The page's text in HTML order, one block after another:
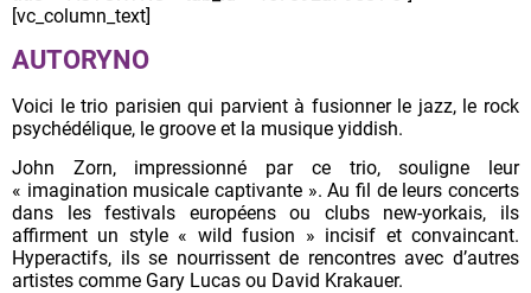
[vc_column_text]
AUTORYNO
Voici le trio parisien qui parvient à fusionner le jazz, le rock
psychédélique, le groove et la musique yiddish.
John Zorn, impressionné par ce trio, souligne leur
« imagination musicale captivante ». Au fil de leurs concerts
dans les festivals européens ou clubs new-yorkais, ils
affirment un style « wild fusion » incisif et convaincant.
Hyperactifs, ils se nourrissent de rencontres avec d’autres
artistes comme Gary Lucas ou David Krakauer.